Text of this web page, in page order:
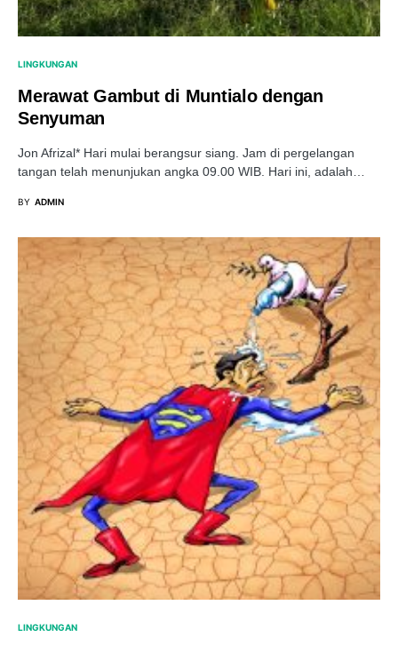
LINGKUNGAN
Merawat Gambut di Muntialo dengan
Senyuman
Jon Afrizal* Hari mulai berangsur siang. Jam di pergelangan
tangan telah menunjukan angka 09.00 WIB. Hari ini, adalah…
BY ADMIN
LINGKUNGAN